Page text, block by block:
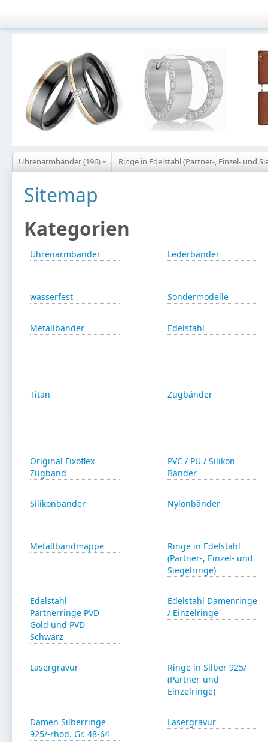
Uhrenarmbänder (196) Ringe in Edelstahl (Partner-, Einzel- und
Sitemap
Kategorien
Uhrenarmbänder Lederbänder
wasserfest Sondermodelle
Metallbänder Edelstahl
Titan Zugbänder
Original Fixoflex
Zugband
PVC / PU / Silikon
Bänder
Silikonbänder Nylonbänder
Metallbandmappe
Ringe in Edelstahl
(Partner-, Einzel- und
Siegelringe)
Edelstahl
Partnerringe PVD
Gold und PVD
Schwarz
Edelstahl Damenringe
/ Einzelringe
Lasergravur
Ringe in Silber 925/-
(Partner-und
Einzelringe)
Damen Silberringe
925/-rhod. Gr. 48-64
Lasergravur